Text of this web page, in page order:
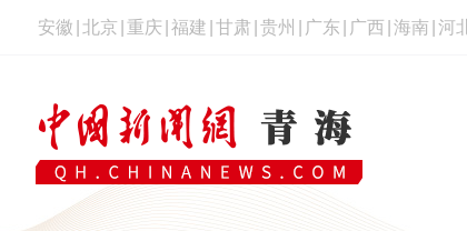
安徽 北京 重庆 福建 甘肃 贵州 广东 广西 海南 河